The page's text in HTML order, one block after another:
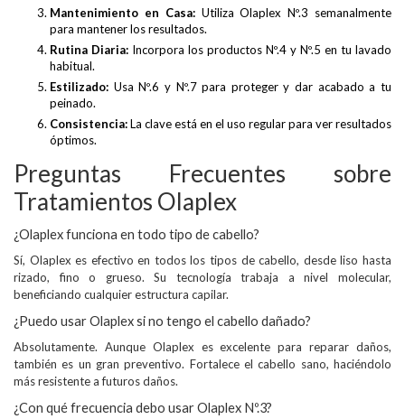
Mantenimiento en Casa:Utiliza Olaplex Nº.3 semanalmente
para mantener los resultados.
Rutina Diaria: Incorpora los productos Nº.4 y Nº.5 en tu lavado
habitual.
Estilizado: Usa Nº.6 y Nº.7 para proteger y dar acabado a tu
peinado.
Consistencia:La clave está en el uso regular para ver resultados
óptimos.
Preguntas Frecuentes sobre
Tratamientos Olaplex
¿Olaplex funciona en todo tipo de cabello?
Sí, Olaplex es efectivo en todos los tipos de cabello, desde liso hasta
rizado, fino o grueso. Su tecnología trabaja a nivel molecular,
beneficiando cualquier estructura capilar.
¿Puedo usar Olaplex si no tengo el cabello dañado?
Absolutamente. Aunque Olaplex es excelente para reparar daños,
también es un gran preventivo. Fortalece el cabello sano, haciéndolo
más resistente a futuros daños.
¿Con qué frecuencia debo usar Olaplex Nº.3?